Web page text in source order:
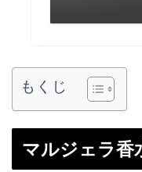
もくじ
マルジェラ香